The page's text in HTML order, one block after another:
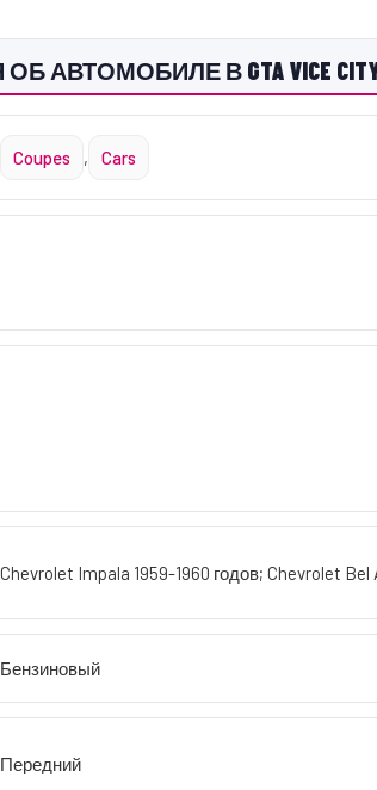
АВТОМОБИЛЕ В GTA VICE
Coupes , Cars
Chevrolet Impala 1959-1960 годов; Chevrolet
Бензиновый
Передний